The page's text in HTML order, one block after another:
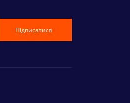
Підписатися